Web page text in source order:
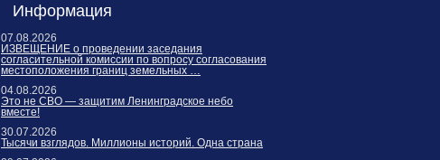
Информация
07.08.2026
ИЗВЕЩЕНИЕ о проведении заседания
согласительной комиссии по вопросу согласования
местоположения границ земельных …
04.08.2026
Это не СВО — защитим Ленинградское небо
вместе!
30.07.2026
Тысячи взглядов. Миллионы историй. Одна страна